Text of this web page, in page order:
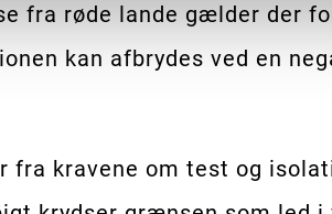
fra røde lande gælder der
kan afbrydes ved en
kravene om test og